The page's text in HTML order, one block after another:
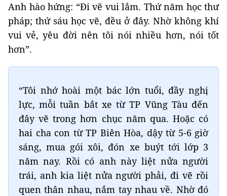
Anh hào hứng: “Đi vẽ vui lắm. Thứ năm học thư
pháp; thứ sáu học vẽ, đều ở đây. Nhờ không khí
vui vẻ, yêu đời nên tôi nói nhiều hơn, nói tốt
hơn”.
“Tôi nhớ hoài một bác lớn tuổi, đầy nghị
lực, mỗi tuần bắt xe từ TP Vũng Tàu đến
đây vẽ trong hơn chục năm qua. Hoặc có
hai cha con từ TP Biên Hòa, dậy từ 5-6 giờ
sáng, mua gói xôi, đón xe buýt tới lớp 3
năm nay. Rồi có anh này liệt nửa người
trái, anh kia liệt nửa người phải, đi vẽ rồi
quen thân nhau, nắm tay nhau về. Nhờ đó